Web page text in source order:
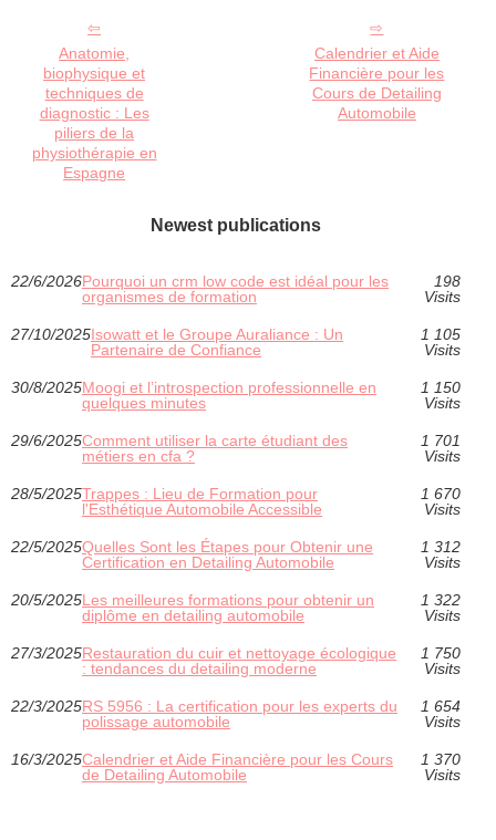
Anatomie,
biophysique et
techniques de
diagnostic : Les
piliers de la
physiothérapie en
Espagne
Calendrier et Aide
Financière pour les
Cours de Detailing
Automobile
Newest publications
22/6/2026Pourquoi un crm low code est idéal pour les
organismes de formation
198
Visits
27/10/2025Isowatt et le Groupe Auraliance : Un
Partenaire de Confiance
1 105
Visits
30/8/2025Moogi et l’introspection professionnelle en
quelques minutes
1 150
Visits
29/6/2025Comment utiliser la carte étudiant des
métiers en cfa ?
1 701
Visits
28/5/2025Trappes : Lieu de Formation pour
l'Esthétique Automobile Accessible
1 670
Visits
22/5/2025Quelles Sont les Étapes pour Obtenir une
Certification en Detailing Automobile
1 312
Visits
20/5/2025Les meilleures formations pour obtenir un
diplôme en detailing automobile
1 322
Visits
27/3/2025Restauration du cuir et nettoyage écologique
: tendances du detailing moderne
1 750
Visits
22/3/2025RS 5956 : La certification pour les experts du
polissage automobile
1 654
Visits
16/3/2025Calendrier et Aide Financière pour les Cours
de Detailing Automobile
1 370
Visits